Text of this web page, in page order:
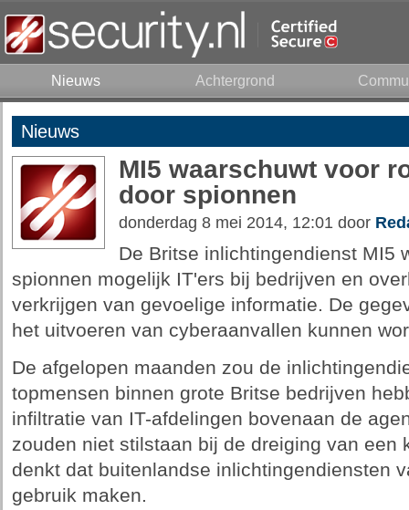
Nieuws Achtergrond
Nieuws
MI5 waarschuwt voor
door spionnen
donderdag 8 mei 2014, 12:01 door
De Britse inlichtingendienst MI5
spionnen mogelijk IT'ers bij bedrijven en
verkrijgen van gevoelige informatie. De
het uitvoeren van cyberaanvallen kunnen
De afgelopen maanden zou de
topmensen binnen grote Britse bedrijven
infiltratie van IT-afdelingen bovenaan de
zouden niet stilstaan bij de dreiging van een
denkt dat buitenlandse inlichtingendiensten
gebruik maken.